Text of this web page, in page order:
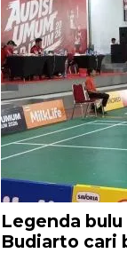
Legenda
Budiarto cari